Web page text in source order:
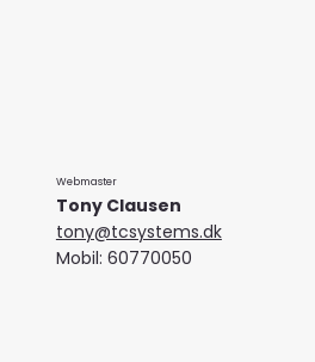
Webmaster
Tony Clausen
tony@tcsystems.dk
Mobil: 60770050